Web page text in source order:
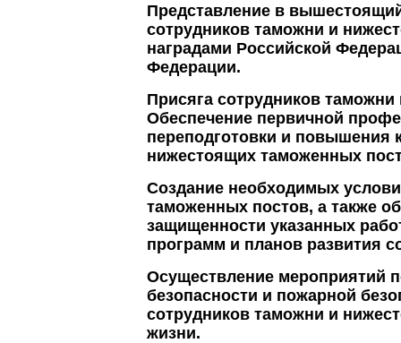
Представление в
сотрудников таможни и
наградами Российской
Федерации.
Присяга сотрудников
Обеспечение первичной
переподготовки и повышения
нижестоящих таможенных
Создание необходимых
таможенных постов, а также
защищенности указанных
программ и планов развития
Осуществление мероприятий
безопасности и пожарной
сотрудников таможни и
жизни.